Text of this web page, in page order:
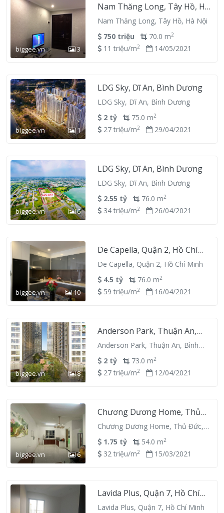
biggee.vn 3
Nam Thăng Long, Tây Hồ, Hà
Nội
Nam Thăng Long, Tây Hồ, Hà Nội
750 triệu
70.0 m2
11 triệu/m2 14/05/2021
biggee.vn 1
LDG Sky, Dĩ An, Bình Dương
LDG Sky, Dĩ An, Bình Dương
2 tỷ
75.0 m2
27 triệu/m2 29/04/2021
biggee.vn 6
LDG Sky, Dĩ An, Bình Dương
LDG Sky, Dĩ An, Bình Dương
2.55 tỷ
76.0 m2
34 triệu/m2 26/04/2021
biggee.vn 10
De Capella, Quận 2, Hồ Chí
Minh
De Capella, Quận 2, Hồ Chí Minh
4.5 tỷ
76.0 m2
59 triệu/m2 16/04/2021
biggee.vn 8
Anderson Park, Thuận An,
Bình Dương
Anderson Park, Thuận An, Bình
Dương
2 tỷ 73.0 m2
27 triệu/m2 12/04/2021
biggee.vn 6
Chương Dương Home, Thủ
Đức, Hồ Chí Minh
Chương Dương Home, Thủ Đức,
Hồ Chí Minh
1.75 tỷ 54.0 m2
32 triệu/m2 15/03/2021
Lavida Plus, Quận 7, Hồ Chí
Minh
Lavida Plus, Quận 7, Hồ Chí Minh